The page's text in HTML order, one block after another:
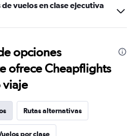
vuelos en clase ejecutiva
opciones
ofrece Cheapflights
viaje
Rutas alternativas
por clase